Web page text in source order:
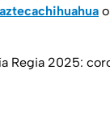
Regia 2025: